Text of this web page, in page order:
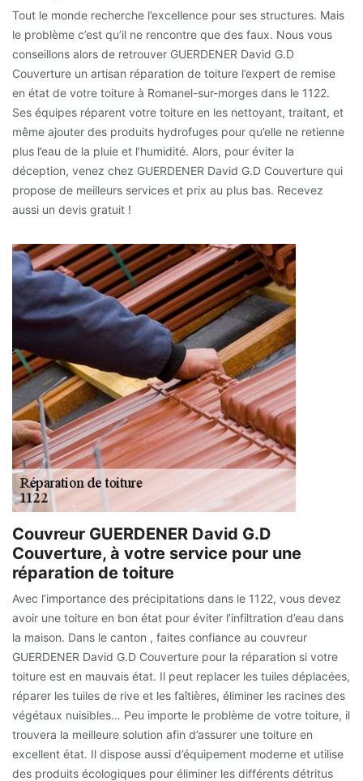
Tout le monde recherche l’excellence pour ses structures. Mais
le problème c’est qu’il ne rencontre que des faux. Nous vous
conseillons alors de retrouver GUERDENER David G.D
Couverture un artisan réparation de toiture l’expert de remise
en état de votre toiture à Romanel-sur-morges dans le 1122.
Ses équipes réparent votre toiture en les nettoyant, traitant, et
même ajouter des produits hydrofuges pour qu’elle ne retienne
plus l’eau de la pluie et l’humidité. Alors, pour éviter la
déception, venez chez GUERDENER David G.D Couverture qui
propose de meilleurs services et prix au plus bas. Recevez
aussi un devis gratuit !
Couvreur GUERDENER David G.D
Couverture, à votre service pour une
réparation de toiture
Avec l’importance des précipitations dans le 1122, vous devez
avoir une toiture en bon état pour éviter l’infiltration d’eau dans
la maison. Dans le canton , faites confiance au couvreur
GUERDENER David G.D Couverture pour la réparation si votre
toiture est en mauvais état. Il peut replacer les tuiles déplacées,
réparer les tuiles de rive et les faîtières, éliminer les racines des
végétaux nuisibles… Peu importe le problème de votre toiture, il
trouvera la meilleure solution afin d’assurer une toiture en
excellent état. Il dispose aussi d’équipement moderne et utilise
des produits écologiques pour éliminer les différents détritus